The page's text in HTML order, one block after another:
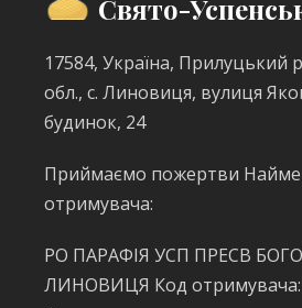
Свято-
17584, Україна, Прилуцький
обл., с. Линовиця, вулиця
будинок, 24
Приймаємо пожертви
отримувача:
РО ПАРАФІЯ УСП ПРЕСВ
ЛИНОВИЦЯ Код отримувача: